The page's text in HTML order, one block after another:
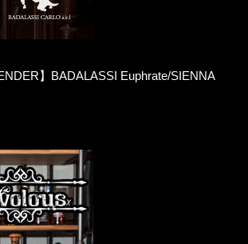
】BADALASSI Euphrate/SIENNA